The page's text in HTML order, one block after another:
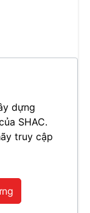
dựng
SHAC.
truy cập